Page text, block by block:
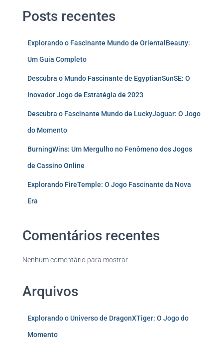
Posts recentes
Explorando o Fascinante Mundo de OrientalBeauty:
Um Guia Completo
Descubra o Mundo Fascinante de EgyptianSunSE: O
Inovador Jogo de Estratégia de 2023
Descubra o Fascinante Mundo de LuckyJaguar: O Jogo
do Momento
BurningWins: Um Mergulho no Fenômeno dos Jogos
de Cassino Online
Explorando FireTemple: O Jogo Fascinante da Nova
Era
Comentários recentes
Nenhum comentário para mostrar.
Arquivos
Explorando o Universo de DragonXTiger: O Jogo do
Momento